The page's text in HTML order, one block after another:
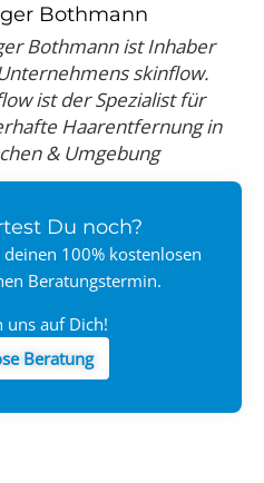
Bothmann
Bothmann ist Inhaber
skinflow.
ist der Spezialist für
Haarentfernung in
& Umgebung
Du noch?
100% kostenlosen
Beratungstermin.
uns auf Dich!
Beratung